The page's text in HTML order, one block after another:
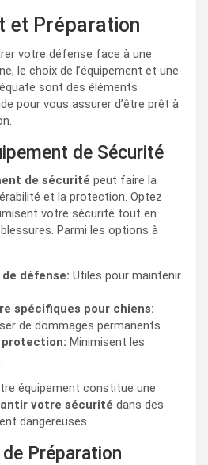
et Préparation
votre défense face à une
le choix de l’équipement et une
sont des éléments
pour vous assurer d’être prêt à
de Sécurité
de sécurité peut faire la
et la protection. Optez
votre sécurité tout en
Parmi les options à
de défense: Utiles pour maintenir
spécifiques pour chiens:
de dommages permanents.
protection: Minimisent les
équipement constitue une
votre sécurité dans des
dangereuses.
Préparation